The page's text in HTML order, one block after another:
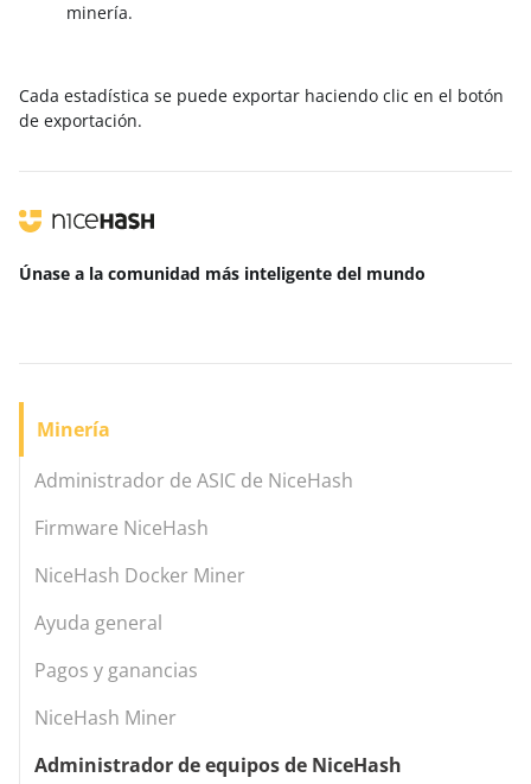
minería.
Cada estadística se puede exportar haciendo clic en el botón
de exportación.
Únase a la comunidad más inteligente del mundo
Minería
Administrador de ASIC de NiceHash
Firmware NiceHash
NiceHash Docker Miner
Ayuda general
Pagos y ganancias
NiceHash Miner
Administrador de equipos de NiceHash